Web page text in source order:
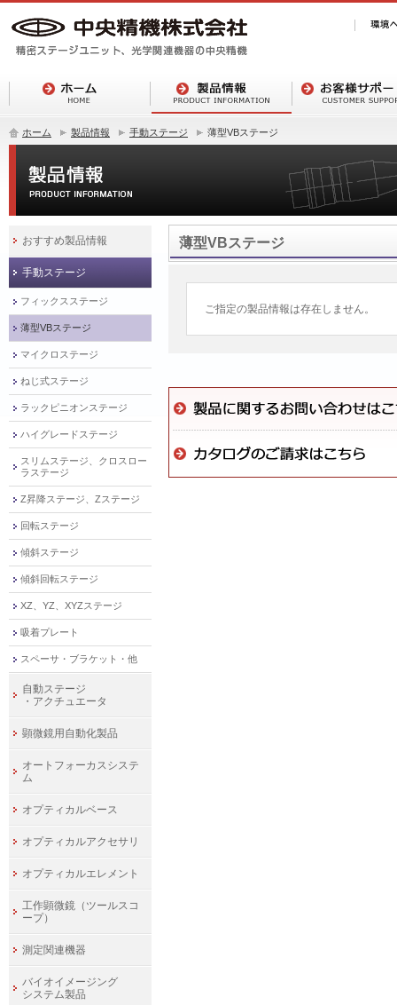
ホーム 製品情報 手動ステージ 薄型VBステージ
薄型VBステージ
ご指定の製品情報は存在しません。
おすすめ製品情報
手動ステージ
フィックスステージ
薄型VBステージ
マイクロステージ
ねじ式ステージ
ラックピニオンステージ
ハイグレードステージ
スリムステージ、クロスロー
ラステージ
Z昇降ステージ、Zステージ
回転ステージ
傾斜ステージ
傾斜回転ステージ
XZ、YZ、XYZステージ
吸着プレート
スペーサ・ブラケット・他
自動ステージ
・アクチュエータ
顕微鏡用自動化製品
オートフォーカスシステ
ム
オプティカルベース
オプティカルアクセサリ
オプティカルエレメント
工作顕微鏡（ツールスコ
ープ）
測定関連機器
バイオイメージング
システム製品